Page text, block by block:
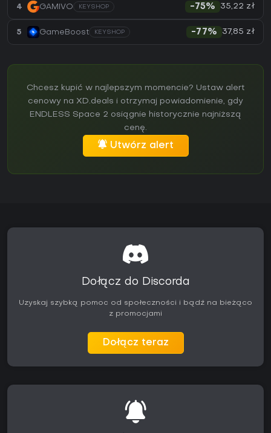
4 GAMIVO KEYSHOP -75% 35,22 zł
5 GameBoost KEYSHOP -77% 37,85 zł
Chcesz kupić w najlepszym momencie? Ustaw alert
cenowy na XD.deals i otrzymaj powiadomienie, gdy
ENDLESS Space 2 osiągnie historycznie najniższą
cenę.
Utwórz alert
Dołącz do Discorda
Uzyskaj szybką pomoc od społeczności i bądź na bieżąco
z promocjami
Dołącz teraz